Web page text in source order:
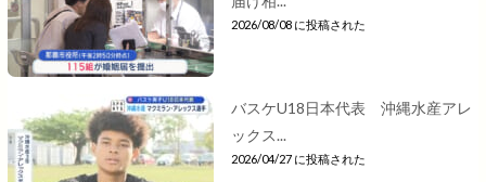
2026/08/08 に投稿された
バスケU18日本代表 沖縄水産アレ
ックス...
2026/04/27 に投稿された